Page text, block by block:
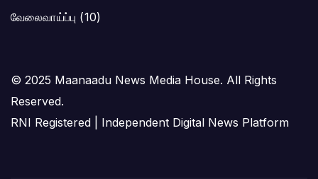
வேலைவாய்ப்பு (10)
© 2025 Maanaadu News Media House. All Rights
Reserved.
RNI Registered | Independent Digital News Platform